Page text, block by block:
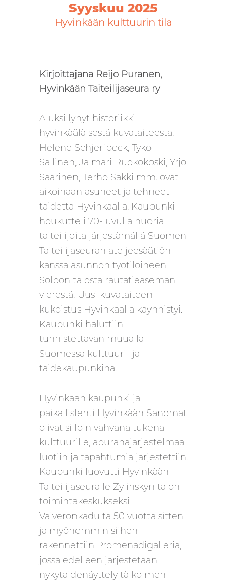
Syyskuu 2025
Hyvinkään kulttuurin tila
Kirjoittajana Reijo Puranen,
Hyvinkään Taiteilijaseura ry
Aluksi lyhyt historiikki
hyvinkääläisestä kuvataiteesta.
Helene Schjerfbeck, Tyko
Sallinen, Jalmari Ruokokoski, Yrjö
Saarinen, Terho Sakki mm. ovat
aikoinaan asuneet ja tehneet
taidetta Hyvinkäällä. Kaupunki
houkutteli 70-luvulla nuoria
taiteilijoita järjestämällä Suomen
Taiteilijaseuran ateljeesäätiön
kanssa asunnon työtiloineen
Solbon talosta rautatieaseman
vierestä. Uusi kuvataiteen
kukoistus Hyvinkäällä käynnistyi.
Kaupunki haluttiin
tunnistettavan muualla
Suomessa kulttuuri- ja
taidekaupunkina.
Hyvinkään kaupunki ja
paikallislehti Hyvinkään Sanomat
olivat silloin vahvana tukena
kulttuurille, apurahajärjestelmää
luotiin ja tapahtumia järjestettiin.
Kaupunki luovutti Hyvinkään
Taiteilijaseuralle Zylinskyn talon
toimintakeskukseksi
Vaiveronkadulta 50 vuotta sitten
ja myöhemmin siihen
rakennettiin Promenadigalleria,
jossa edelleen järjestetään
nykytaidenäyttelyitä kolmen